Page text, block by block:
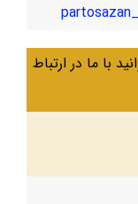
با ما در ارتباط